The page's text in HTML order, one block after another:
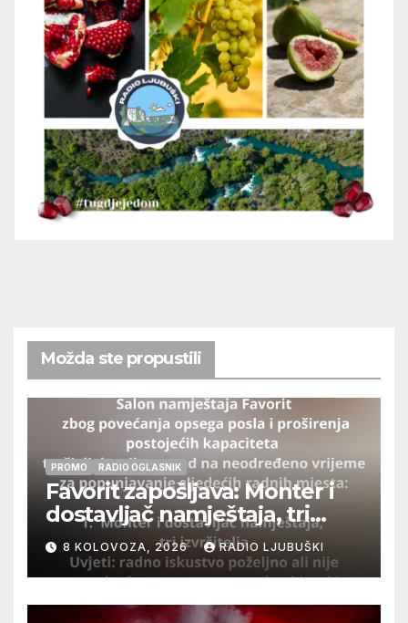
Možda ste propustili
PROMO RADIO OGLASNIK
Favorit zapošljava: Monter i
dostavljač namještaja, tri
izvršitelja
8 KOLOVOZA, 2026 RADIO LJUBUŠKI